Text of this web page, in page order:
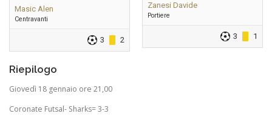
Masic Alen
Centravanti
3 2
Zanesi Davide
Portiere
3 1
Riepilogo
Giovedì 18 gennaio ore 21,00
Coronate Futsal- Sharks= 3-3